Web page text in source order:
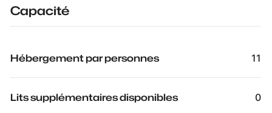
Capacité
Hébergement par personnes 11
Lits supplémentaires disponibles 0